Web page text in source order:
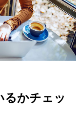
るかチェッ